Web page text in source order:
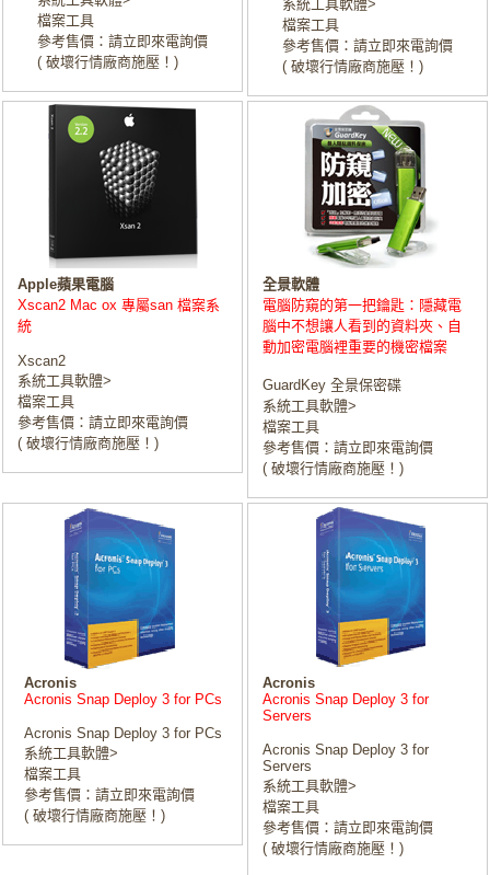
檔案工具
參考售價：請立即來電詢價
( 破壞行情廠商施壓！)
系統工具軟體>
檔案工具
參考售價：請立即來電詢價
( 破壞行情廠商施壓！)
Apple蘋果電腦
Xscan2 Mac ox 專屬san 檔案系
統
Xscan2
系統工具軟體>
檔案工具
參考售價：請立即來電詢價
( 破壞行情廠商施壓！)
全景軟體
電腦防窺的第一把鑰匙：隱藏電
腦中不想讓人看到的資料夾、自
動加密電腦裡重要的機密檔案
GuardKey 全景保密碟
系統工具軟體>
檔案工具
參考售價：請立即來電詢價
( 破壞行情廠商施壓！)
Acronis
Acronis Snap Deploy 3 for PCs
Acronis Snap Deploy 3 for PCs
系統工具軟體>
檔案工具
參考售價：請立即來電詢價
( 破壞行情廠商施壓！)
Acronis
Acronis Snap Deploy 3 for
Servers
Acronis Snap Deploy 3 for
Servers
系統工具軟體>
檔案工具
參考售價：請立即來電詢價
( 破壞行情廠商施壓！)